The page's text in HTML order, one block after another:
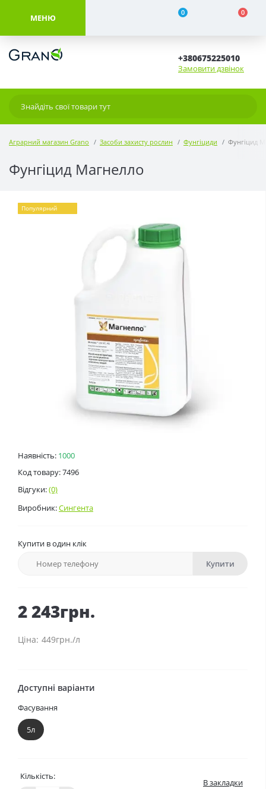
МЕНЮ 0 0
+380675225010
Замовити дзвінок
Аграрний магазин Grano Засоби захисту рослин Фунгіциди Фунгіцид
Фунгіцид Магнелло
Наявність: 1000
Код товару: 7496
Відгуки:(0)
Виробник:Сингента
Популярний
Купити в один клік
Купити
2 243грн.
449грн./л
Доступні варіанти
Фасування
5л
Кількість:
В закладки